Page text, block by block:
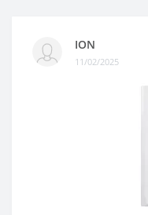
ION
11/02/2025